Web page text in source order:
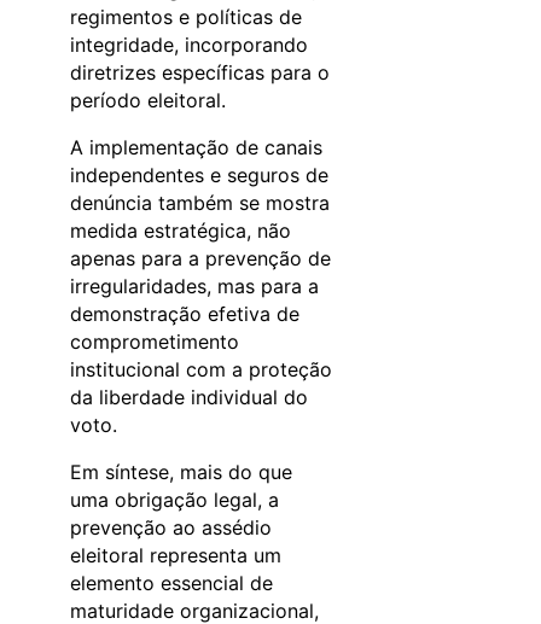
regimentos e políticas de
integridade, incorporando
diretrizes específicas para o
período eleitoral.
A implementação de canais
independentes e seguros de
denúncia também se mostra
medida estratégica, não
apenas para a prevenção de
irregularidades, mas para a
demonstração efetiva de
comprometimento
institucional com a proteção
da liberdade individual do
voto.
Em síntese, mais do que
uma obrigação legal, a
prevenção ao assédio
eleitoral representa um
elemento essencial de
maturidade organizacional,